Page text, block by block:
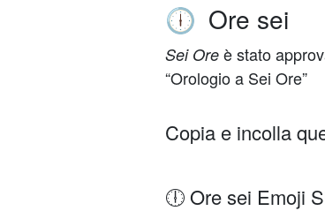
🕕 Ore sei
Sei Ore è stato
“Orologio a Sei Ore”
Copia e incolla
🕕 Ore sei Emoji